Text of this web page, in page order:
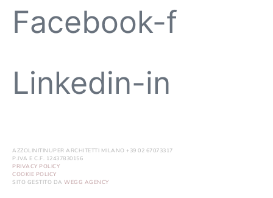
Facebook-f
Linkedin-in
AZZOLINITINUPER ARCHITETTI MILANO +39 02 67073317
P.IVA E C.F. 12437830156
PRIVACY POLICY
COOKIE POLICY
SITO GESTITO DA WEGG AGENCY